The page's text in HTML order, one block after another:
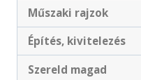
Műszaki rajzok
Építés, kivitelezés
Szereld magad